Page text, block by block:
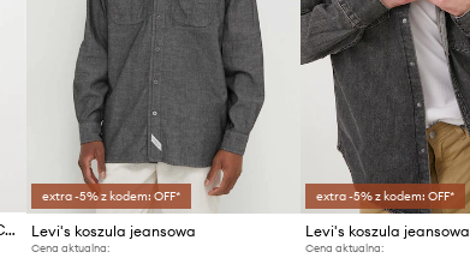
Levi's koszula męska jeansowa JACKSON WORKER
extra -5% z kodem: OFF*
Levi's koszula jeansowa
Cena aktualna:
extra -5% z kodem: OFF*
Levi's koszula jeansowa
Cena aktualna: